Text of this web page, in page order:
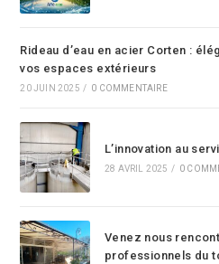
Rideau d’eau en acier Corten :
vos espaces extérieurs
20 JUIN 2025 / 0 COMMENTAIRE
L’innovation au
28 AVRIL 2025 / 0
Venez nous
professionnels du